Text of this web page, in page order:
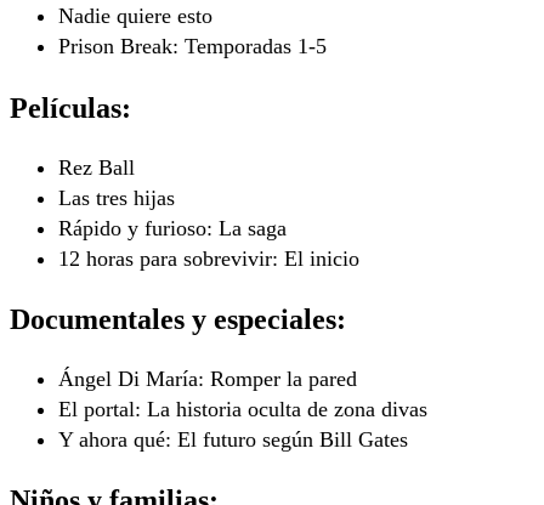
Nadie quiere esto
Prison Break: Temporadas 1-5
Películas:
Rez Ball
Las tres hijas
Rápido y furioso: La saga
12 horas para sobrevivir: El inicio
Documentales y especiales:
Ángel Di María: Romper la pared
El portal: La historia oculta de zona divas
Y ahora qué: El futuro según Bill Gates